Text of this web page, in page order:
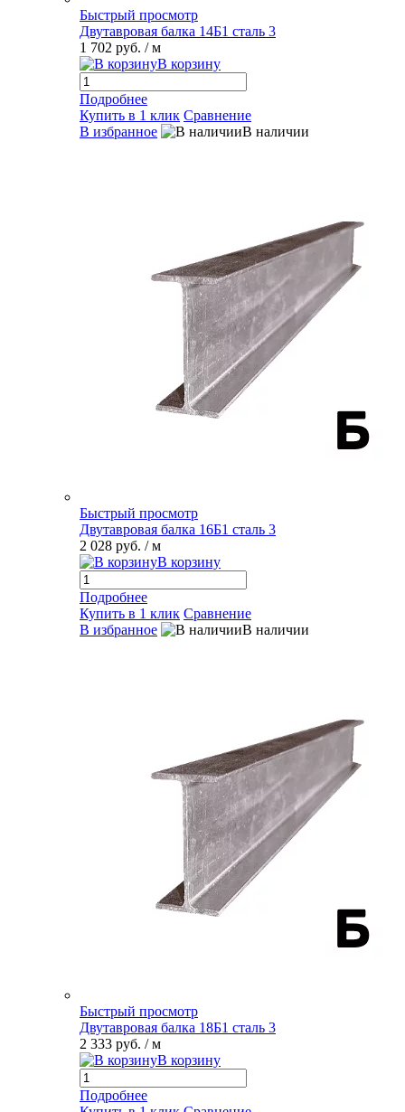
Быстрый просмотр
Двутавровая балка 14Б1 сталь 3
1 702 руб. / м
В корзину
Подробнее
Купить в 1 клик Сравнение
В избранное
В наличии
Быстрый просмотр
Двутавровая балка 16Б1 сталь 3
2 028 руб. / м
В корзину
Подробнее
Купить в 1 клик Сравнение
В избранное
В наличии
Быстрый просмотр
Двутавровая балка 18Б1 сталь 3
2 333 руб. / м
В корзину
Подробнее